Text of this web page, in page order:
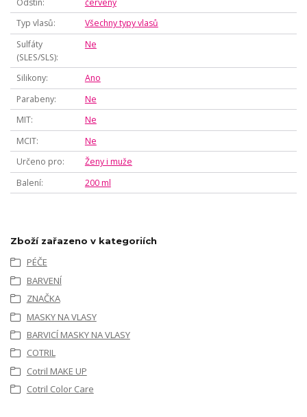
Typ vlasů
Všechny typy vlasů
Sulfáty
(SLES/SLS)
Ne
Silikony
Ano
Parabeny
Ne
MIT
Ne
MCIT
Ne
Určeno pro
Ženy i muže
Balení
200 ml
Zboží zařazeno v kategoriích
PÉČE
BARVENÍ
ZNAČKA
MASKY NA VLASY
BARVICÍ MASKY NA VLASY
COTRIL
Cotril MAKE UP
Cotril Color Care